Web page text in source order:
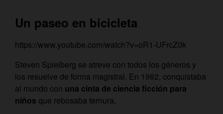
Un paseo en bicicleta
https://www.youtube.com/watch?v=oR1-UFrcZ0k
Steven Spielberg se atreve con todos los géneros y
los resuelve de forma magistral. En 1982, conquistaba
al mundo con una cinta de ciencia ficción para
niños que rebosaba ternura.